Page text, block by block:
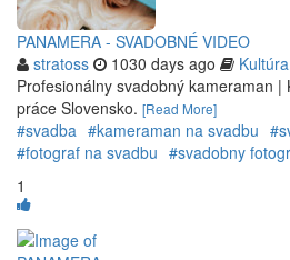
PANAMERA - SVADOBNÉ VIDEO
stratoss
1030 days ago Kultúra
Profesionálny svadobný kameraman
práce Slovensko. [Read More]
#svadba #kameraman na svadbu
#fotograf na svadbu #svadobny
1